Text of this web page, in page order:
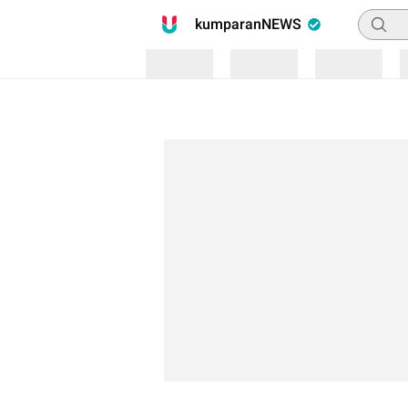
kumparanNEWS